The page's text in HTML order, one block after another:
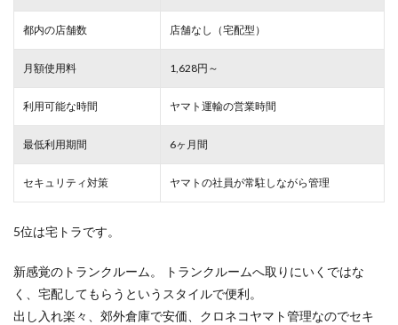
都内の店舗数 店舗なし（宅配型）
月額使用料 1,628円～
利用可能な時間 ヤマト運輸の営業時間
最低利用期間 6ヶ月間
セキュリティ対策 ヤマトの社員が常駐しながら管理
5位は宅トラです。
新感覚のトランクルーム。 トランクルームへ取りにいくではな
く、宅配してもらうというスタイルで便利。
出し入れ楽々、郊外倉庫で安価、クロネコヤマト管理なのでセキ